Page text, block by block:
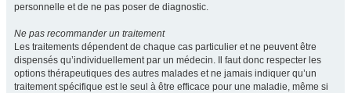
personnelle et de ne pas poser de diagnostic.
Ne pas recommander un traitement
Les traitements dépendent de chaque cas particulier et ne peuvent être
dispensés qu’individuellement par un médecin. Il faut donc respecter les
options thérapeutiques des autres malades et ne jamais indiquer qu’un
traitement spécifique est le seul à être efficace pour une maladie, même si